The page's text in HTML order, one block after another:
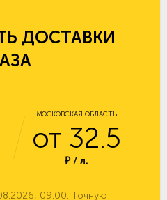
ДОСТАВКИ
МОСКОВСКАЯ ОБЛАСТЬ
от 32.5
₽ / л.
09:00. Точную